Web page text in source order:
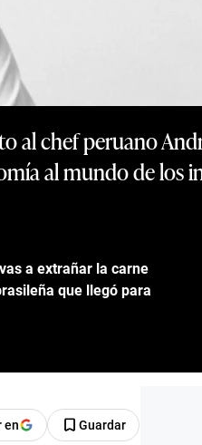
al chef peruano
al mundo de los
a extrañar la carne
que llegó para
en Guardar